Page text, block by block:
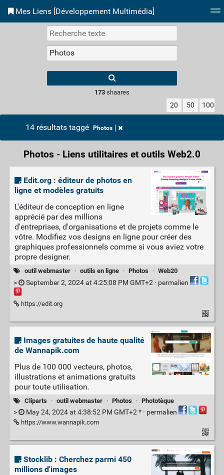
Mes Liens [Développement Multimédia]
Nuage de tags Accès site
173shaares
20 50 100
14 résultats taggé Photos
Photos - Liens utilitaires et outils Web2.0
Edit.org : éditeur de photos en
ligne et modèles gratuits
L'éditeur de conception en ligne
apprécié par des millions
d'entreprises, d'organisations et de projets comme le
vôtre. Modifiez vos designs en ligne pour créer des
graphiques professionnels comme si vous aviez votre
propre designer.
outil webmaster · outils en ligne · Photos · Web20
> September 2, 2024 at 4:25:08 PM GMT+2 · permalien
https://edit.org
Images gratuites de haute qualité
de Wannapik.com
Plus de 100 000 vecteurs, photos,
illustrations et animations gratuits
pour toute utilisation.
Cliparts · outil webmaster · Photos · Phototèque
> May 24, 2024 at 4:38:52 PM GMT+2 * · permalien
https://www.wannapik.com
Stocklib : Cherchez parmi 450
millions d'images